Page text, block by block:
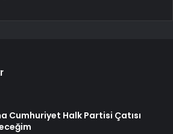
Cumhuriyet Halk Partisi Çatısı